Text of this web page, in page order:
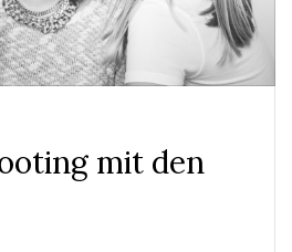
mit den